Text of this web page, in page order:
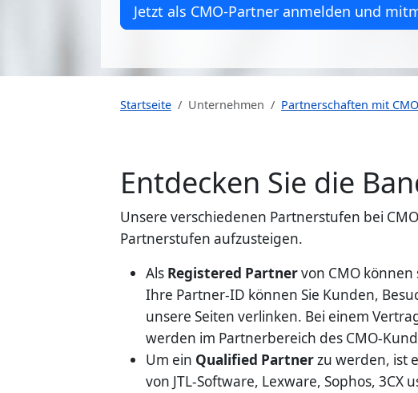
Jetzt als CMO-Partner anmelden und
Startseite Unternehmen Partnerschaften mit CMO
Entdecken Sie die
Unsere verschiedenen Partnerstufen bei
Partnerstufen aufzusteigen.
Als Registered Partnervon CMO
Ihre Partner-ID können Sie Kunden,
unsere Seiten verlinken. Bei einem
werden im Partnerbereich des CMO-
Um ein Qualified Partnerzu werden, ist
von JTL-Software, Lexware, Sophos,